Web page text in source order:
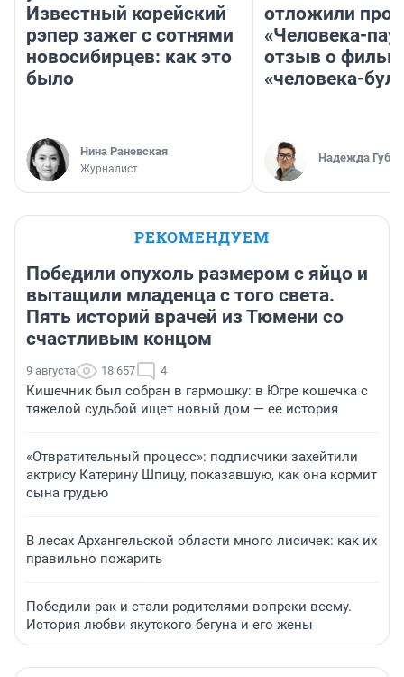
Известный корейский
рэпер зажег с сотнями
новосибирцев: как это
было
Нина Раневская
Журналист
отложили
«Человека-
отзыв о
«человека-
Надежда
РЕКОМЕНДУЕМ
Победили опухоль размером с яйцо и
вытащили младенца с того света.
Пять историй врачей из Тюмени со
счастливым концом
9 августа 18 657 4
Кишечник был собран в гармошку: в Югре кошечка с
тяжелой судьбой ищет новый дом — ее история
«Отвратительный процесс»: подписчики захейтили
актрису Катерину Шпицу, показавшую, как она кормит
сына грудью
В лесах Архангельской области много лисичек: как их
правильно пожарить
Победили рак и стали родителями вопреки всему.
История любви якутского бегуна и его жены